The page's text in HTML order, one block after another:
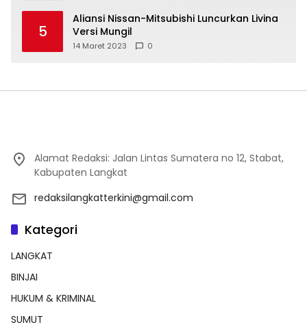
5
Aliansi Nissan-Mitsubishi Luncurkan Livina
Versi Mungil
14 Maret 2023 0
Alamat Redaksi: Jalan Lintas Sumatera no 12, Stabat,
Kabupaten Langkat
redaksilangkatterkini@gmail.com
Kategori
LANGKAT
BINJAI
HUKUM & KRIMINAL
SUMUT